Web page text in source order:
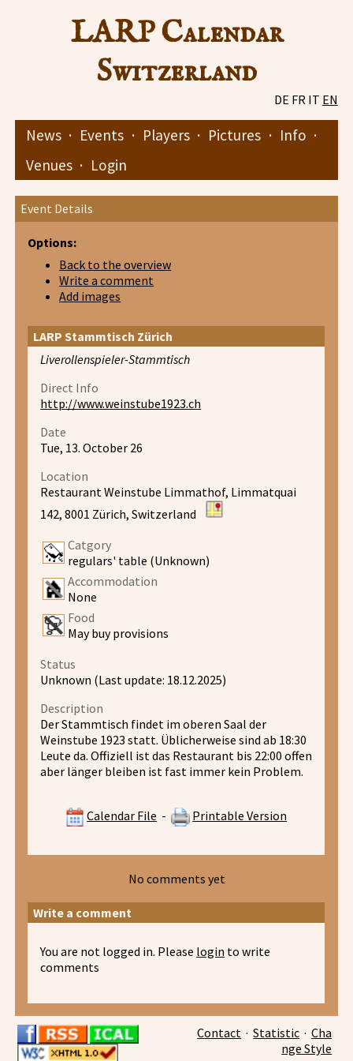
LARP Calendar
Switzerland
DE FR IT EN
News · Events · Players · Pictures · Info ·
Venues · Login
Event Details
Options:
Back to the overview
Write a comment
Add images
LARP Stammtisch Zürich
Liverollenspieler-Stammtisch
Direct Info
http://www.weinstube1923.ch
Date
Tue, 13. October 26
Location
Restaurant Weinstube Limmathof, Limmatquai
142, 8001 Zürich, Switzerland
Catgory
regulars' table (Unknown)
Accommodation
None
Food
May buy provisions
Status
Unknown (Last update: 18.12.2025)
Description
Der Stammtisch findet im oberen Saal der
Weinstube 1923 statt. Üblicherweise sind ab 18:30
Leute da. Offiziell ist das Restaurant bis 22:00 offen
aber länger bleiben ist fast immer kein Problem.
Calendar File - Printable Version
No comments yet
Write a comment
You are not logged in. Please login to write
comments
Contact ·Statistic ·Cha
nge Style